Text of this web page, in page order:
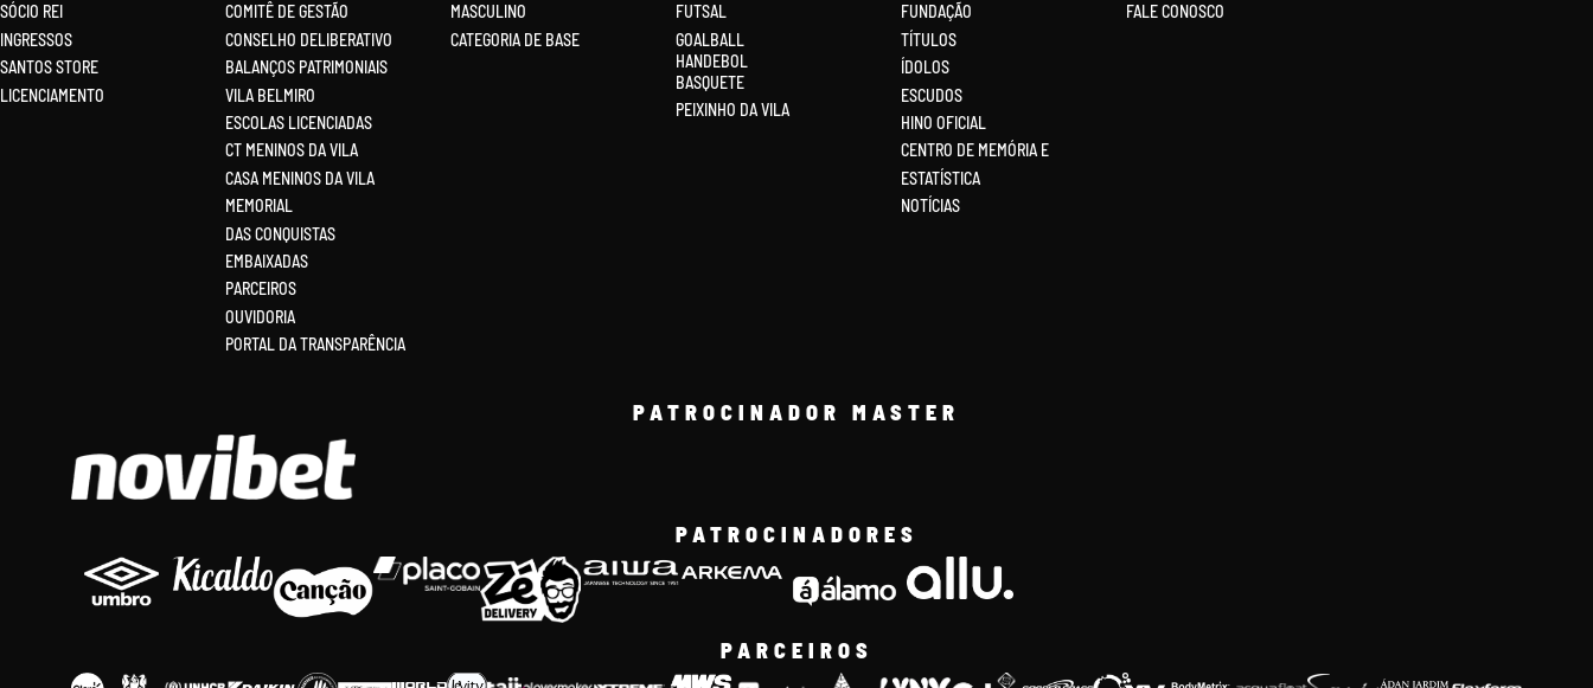
SÓCIO REI
INGRESSOS
SANTOS STORE
LICENCIAMENTO
COMITÊ DE GESTÃO
CONSELHO DELIBERATIVO
BALANÇOS PATRIMONIAIS
VILA BELMIRO
ESCOLAS LICENCIADAS
CT MENINOS DA VILA
CASA MENINOS DA VILA
MEMORIAL
DAS CONQUISTAS
EMBAIXADAS
PARCEIROS
OUVIDORIA
PORTAL DA TRANSPARÊNCIA
MASCULINO
CATEGORIA DE BASE
FUTSAL
GOALBALL
HANDEBOL
BASQUETE
PEIXINHO DA VILA
FUNDAÇÃO
TÍTULOS
ÍDOLOS
ESCUDOS
HINO OFICIAL
CENTRO DE MEMÓRIA E
ESTATÍSTICA
NOTÍCIAS
FALE CONOSCO
PATROCINADOR MASTER
PATROCINADORES
PARCEIROS